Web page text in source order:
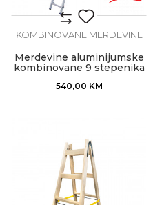
KOMBINOVANE MERDEVINE
Merdevine aluminijumske
kombinovane 9 stepenika
540,00 KM